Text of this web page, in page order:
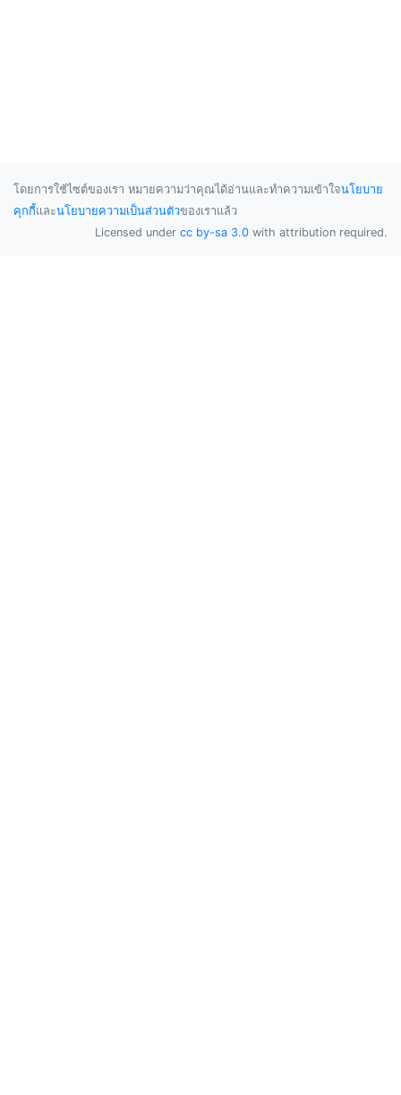
โดยการใช้ไซต์ของเรา หมายความว่าคุณได้อ่านและทำความเข้าใจนโยบาย
คุกกี้และนโยบายความเป็นส่วนตัวของเราแล้ว
Licensed under cc by-sa 3.0 with attribution required.